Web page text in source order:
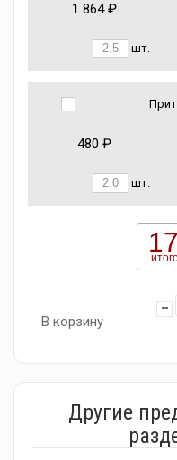
1 864 ₽
шт.
480 ₽
шт.
В корзину
Другие